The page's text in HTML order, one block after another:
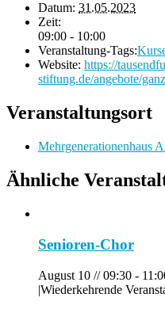
Datum: 31.05.2023
Zeit:
09:00 - 10:00
Veranstaltung-Tags:
Website: https://
stiftung.de/angebote/
Veranstaltungsort
Mehrgenerationenhaus
Ähnliche
Senioren-Chor
August 10 // 09:30 -
|Wiederkehrende